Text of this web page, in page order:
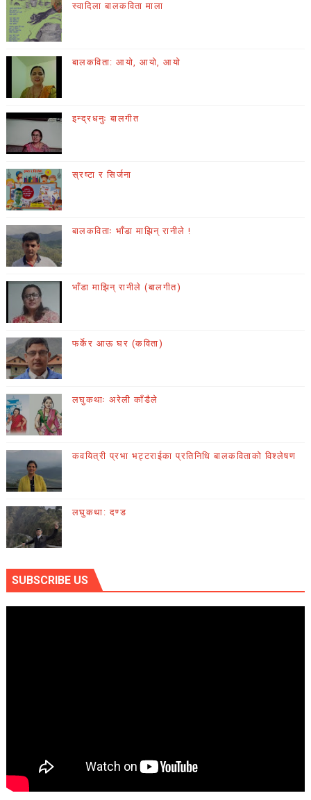
स्वादिला बालकविता माला
बालकविता: आयो, आयो, आयो
इन्द्रधनुः बालगीत
स्रष्टा र सिर्जना
बालकविताः भाँडा माझिन् रानीले !
भाँडा माझिन् रानीले (बालगीत)
फर्केर आऊ घर (कविता)
लघुकथाः अरेली काँडैले
कवयित्री प्रभा भट्टराईका प्रतिनिधि बालकविताको विश्लेषण
लघुकथा: दण्ड
SUBSCRIBE US